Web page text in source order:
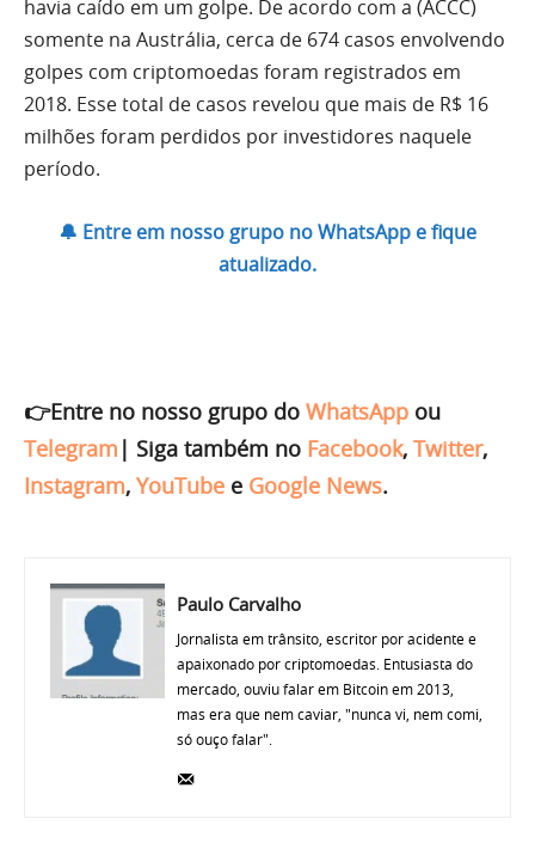
havia caído em um golpe. De acordo com a (ACCC)
somente na Austrália, cerca de 674 casos envolvendo
golpes com criptomoedas foram registrados em
2018. Esse total de casos revelou que mais de R$ 16
milhões foram perdidos por investidores naquele
período.
🔔 Entre em nosso grupo no WhatsApp e fique
atualizado.
👉Entre no nosso grupo do WhatsApp ou
Telegram | Siga também no Facebook, Twitter,
Instagram, YouTube e Google News.
Paulo Carvalho
Jornalista em trânsito, escritor por acidente e
apaixonado por criptomoedas. Entusiasta do
mercado, ouviu falar em Bitcoin em 2013,
mas era que nem caviar, "nunca vi, nem comi,
só ouço falar".